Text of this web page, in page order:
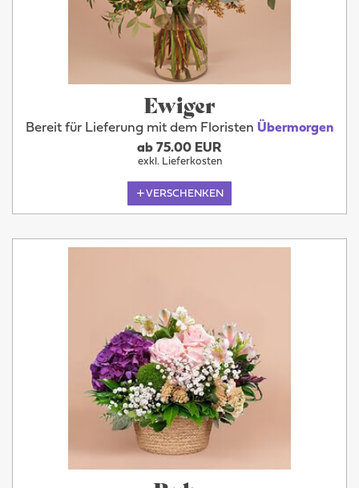
Ewiger
Bereit für Lieferung mit dem Floristen Übermorgen
ab 75.00 EUR
exkl. Lieferkosten
VERSCHENKEN